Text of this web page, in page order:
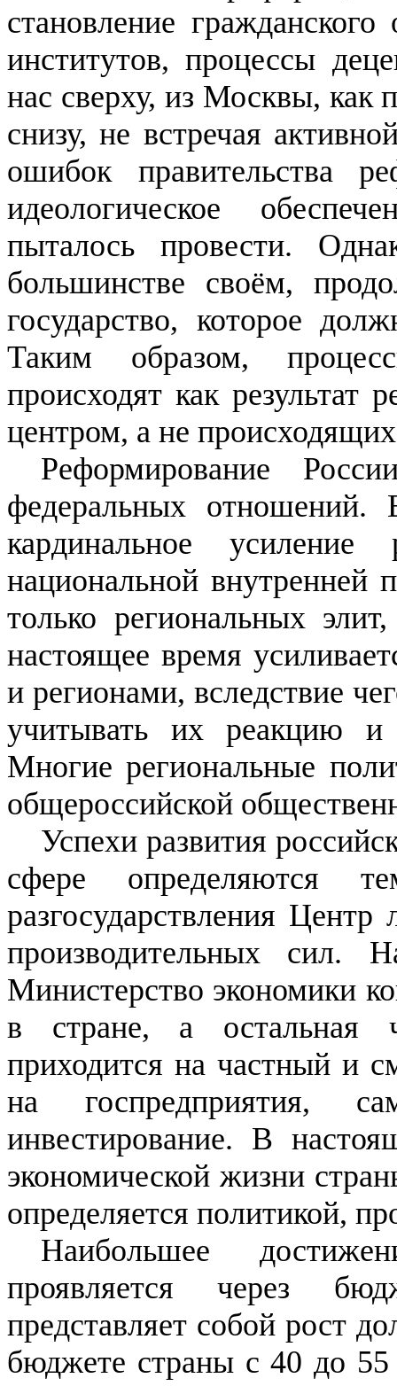
становление
институтов, процессы
нас сверху, из Москвы, как
снизу, не встречая
ошибок
правительства
идеологическое
пыталось провести.
большинстве своём,
государство, которое
Таким образом,
происходят как
центром, а не
Реформирование
федеральных отношений.
кардинальное
национальной внутренней
только региональных
настоящее время
и регионами, вследствие
учитывать их реакцию и
Многие региональные
общероссийской
Успехи развития
сфере определяются
разгосударствления
производительных сил.
Министерство экономики
в стране, а остальная
приходится на частный и
на госпредприятия,
инвестирование. В
экономической жизни
определяется политикой,
Наибольшее
проявляется через
представляет собой рост
бюджете страны с 40 до